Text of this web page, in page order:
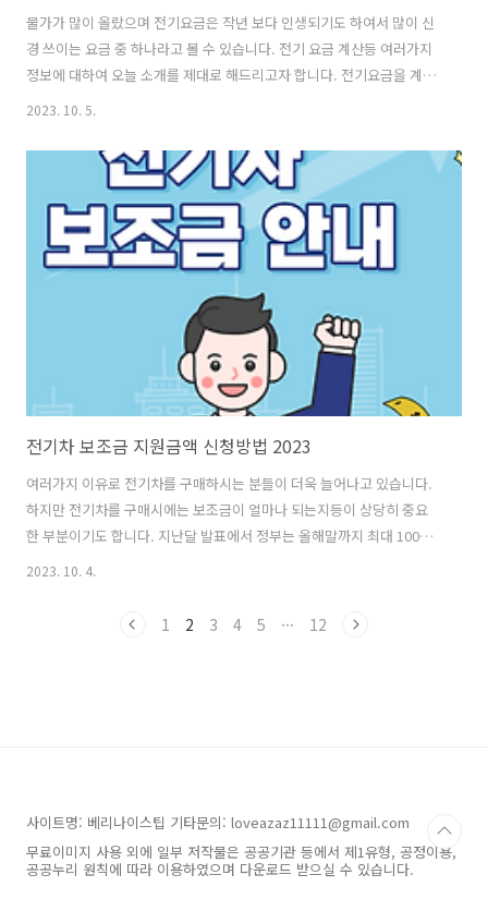
물가가 많이 올랐으며 전기요금은 작년 보다 인생되기도 하여서 많이 신
경 쓰이는 요금 중 하나라고 볼 수 있습니다. 전기 요금 계산등 여러가지
정보에 대하여 오늘 소개를 제대로 해드리고자 합니다. 전기요금을 계산
하는 방법과 전기세를 절약하는 유용한 팁등 모든 정보를 총 정리해서 안
겠습니다. 전기요금 인상 한전의 전기요금 인상 소식은 이미 전해진바 있
습니다. 한국전력공사(한전)의 누적적자는 이미 누적 적자가 201조원 정
도에 육박합니다. 올해의 2분기까지 전기 요금은 총합 40원/kWh 넘게
올랐습니다. 산업통상자원부와 한국전력공사는 이미 전기 요금 인상 폭
을 51.5원/kWh으로 산정하였으며 앞으로 더 올라야 하는 상황입니다.
2023. 10. 5.
전기차 보조금 지원금액 신청방법 2023
여러가지 이유로 전기차를 구매하시는 분들이 더욱 늘어나고 있습니다.
하지만 전기차를 구매시에는 보조금이 얼마나 되는지등이 상당히 중요
한 부분이기도 합니다. 지난달 발표에서 정부는 올해말까지 최대 100만
원을 추가로 더 전기차 보조금으로 지급한다는 계획을 발표한바 있습니
해 드리고자 합니다. 전기차보조금 바로알기 전기차 보조금이란 전기차
2023. 10. 4.
1 2 3 4 5 ··· 12
사이트명: 베리나이스팁 기타문의: loveazaz11111@gmail.com
무료이미지 사용 외에 일부 저작물은 공공기관 등에서 제1유형, 공정이용,
공공누리 원칙에 따라 이용하였으며 다운로드 받으실 수 있습니다.